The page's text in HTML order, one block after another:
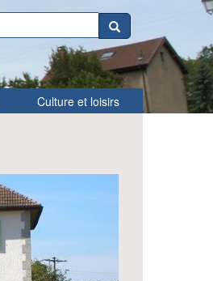
Culture et loisirs